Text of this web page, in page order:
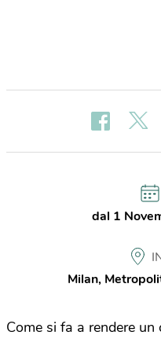
dal 1
Milan,
Come si fa a rendere